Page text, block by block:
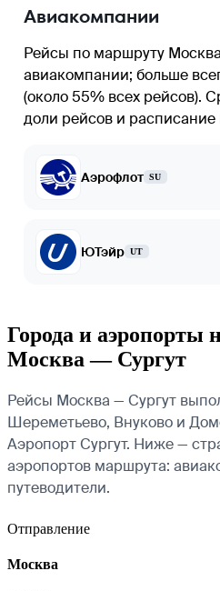
Авиакомпании
Рейсы по маршруту
авиакомпании; больше
(около 55% всех рейсов).
доли рейсов и
Аэрофлот SU
ЮТэйр UT
Города и аэропорты
Москва — Сургут
Рейсы Москва — Сургут
Шереметьево, Внуково и
Аэропорт Сургут. Ниже —
аэропортов маршрута:
путеводители.
Отправление
Москва